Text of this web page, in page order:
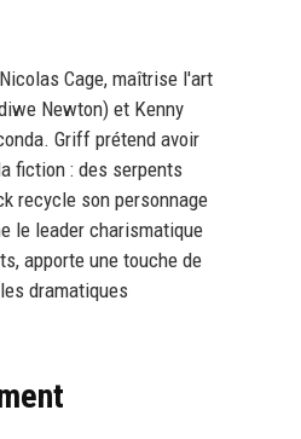
Cage, maîtrise l'art
Newton) et Kenny
Griff prétend avoir
fiction : des serpents
recycle son personnage
le leader charismatique
apporte une touche de
dramatiques